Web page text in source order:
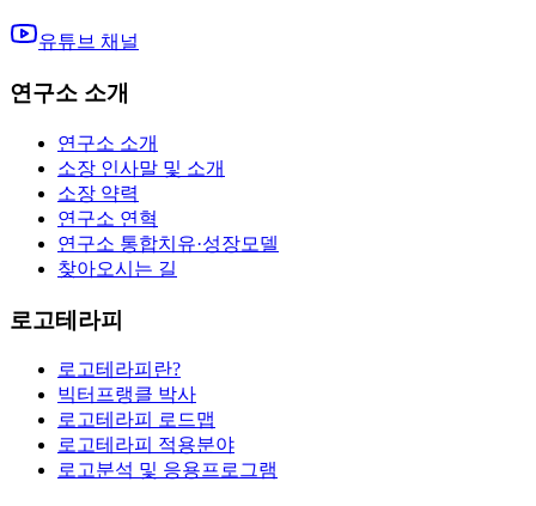
유튜브 채널
연구소 소개
연구소 소개
소장 인사말 및 소개
소장 약력
연구소 연혁
연구소 통합치유·성장모델
찾아오시는 길
로고테라피
로고테라피란?
빅터프랭클 박사
로고테라피 로드맵
로고테라피 적용분야
로고분석 및 응용프로그램